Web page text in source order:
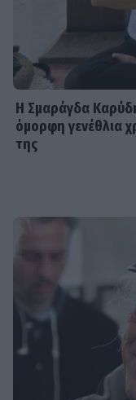
Η Σμαράγδα
όμορφη γενέθλια
της